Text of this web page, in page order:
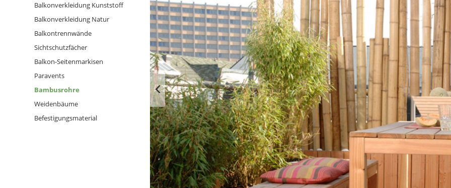
Balkonverkleidung Kunststoff
Balkonverkleidung Natur
Balkontrennwände
Sichtschutzfächer
Balkon-Seitenmarkisen
Paravents
Bambusrohre
Weidenbäume
Befestigungsmaterial